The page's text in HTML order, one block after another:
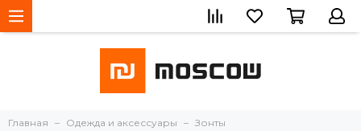
Главная Одежда и аксессуары Зонты